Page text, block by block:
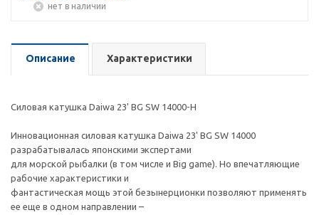
Нет в наличии
Описание Характеристики
Силовая катушка Daiwa 23' BG SW 14000-H
Инновационная силовая катушка Daiwa 23' BG SW 14000
разрабатывалась японскими экспертами
для морской рыбалки (в том числе и Big game). Но впечатляющие
рабочие характеристики и
фантастическая мощь этой безынерционки позволяют применять
ее еще в одном направлении –